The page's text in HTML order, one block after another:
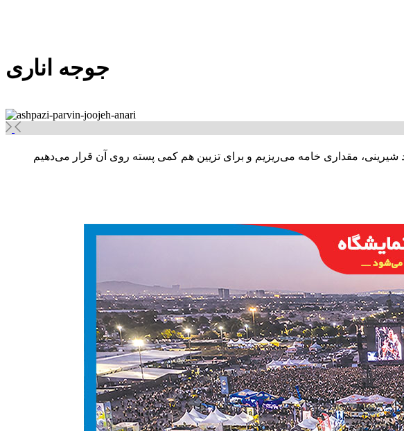
جوجه انارى
شیرینی، مقداری خامه می‌ریزیم و برای تزیین هم کمی پسته روی آن قرار می‌دهیم